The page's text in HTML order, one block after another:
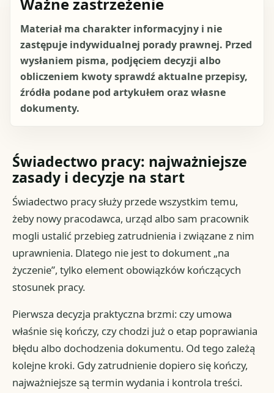
Ważne zastrzeżenie
Materiał ma charakter informacyjny i nie
zastępuje indywidualnej porady prawnej. Przed
wysłaniem pisma, podjęciem decyzji albo
obliczeniem kwoty sprawdź aktualne przepisy,
źródła podane pod artykułem oraz własne
dokumenty.
Świadectwo pracy: najważniejsze
zasady i decyzje na start
Świadectwo pracy służy przede wszystkim temu,
żeby nowy pracodawca, urząd albo sam pracownik
mogli ustalić przebieg zatrudnienia i związane z nim
uprawnienia. Dlatego nie jest to dokument „na
życzenie”, tylko element obowiązków kończących
stosunek pracy.
Pierwsza decyzja praktyczna brzmi: czy umowa
właśnie się kończy, czy chodzi już o etap poprawiania
błędu albo dochodzenia dokumentu. Od tego zależą
kolejne kroki. Gdy zatrudnienie dopiero się kończy,
najważniejsze są termin wydania i kontrola treści.